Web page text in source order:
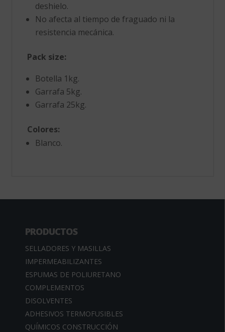
deshielo.
No afecta al tiempo de fraguado ni la
resistencia mecánica.
Pack size:
Botella 1kg.
Garrafa 5kg.
Garrafa 25kg.
Colores:
Blanco.
PRODUCTOS
SELLADORES Y MASILLAS
IMPERMEABILIZANTES
ESPUMAS DE POLIURETANO
COMPLEMENTOS
DISOLVENTES
ADHESIVOS TERMOFUSIBLES
QUÍMICOS CONSTRUCCIÓN